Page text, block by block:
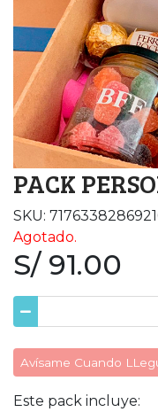
PACK
SKU:
Agotado.
S/ 91.00
Avísame Cuando
Este pack incluye: